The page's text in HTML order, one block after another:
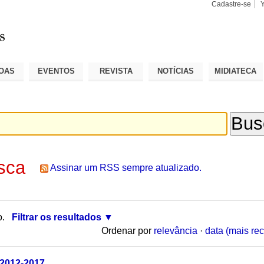
Cadastre-se
EVENTOS REVISTA NOTÍCIAS MIDIATECA
Assinar um RSS sempre atualizado.
Filtrar os resultados
Ordenar por relevância · data (mais